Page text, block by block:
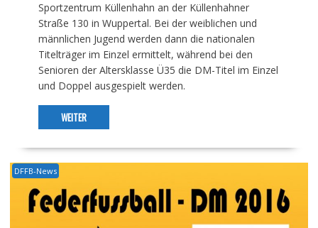
Sportzentrum Küllenhahn an der Küllenhahner
Straße 130 in Wuppertal. Bei der weiblichen und
männlichen Jugend werden dann die nationalen
Titelträger im Einzel ermittelt, während bei den
Senioren der Altersklasse Ü35 die DM-Titel im Einzel
und Doppel ausgespielt werden.
WEITER
DFFB-News